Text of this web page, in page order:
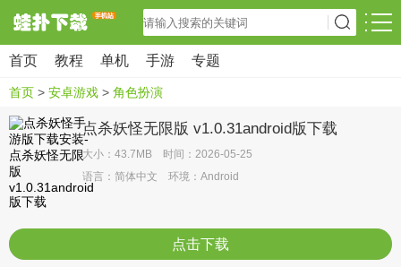
首页 教程 单机 手游 专题
首页 > 安卓游戏 > 角色扮演
点杀妖怪无限版 v1.0.31android版下载
大小：43.7MB 时间：2026-05-25
语言：简体中文 环境：Android
点击下载